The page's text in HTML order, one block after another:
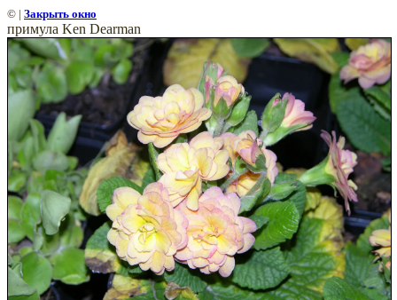
© | Закрыть окно
примула Ken Dearman